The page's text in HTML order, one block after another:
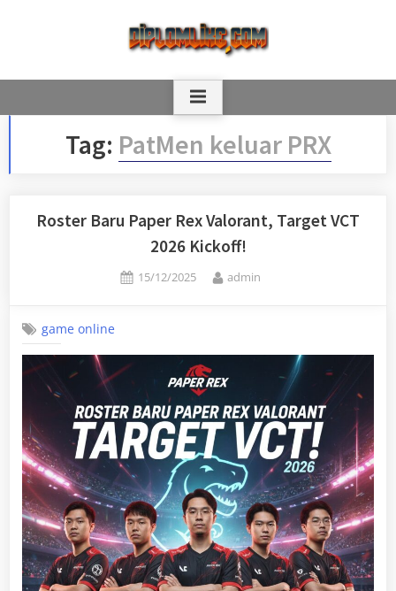
Tag: PatMen keluar PRX
Roster Baru Paper Rex Valorant, Target VCT
2026 Kickoff!
Posted
15/12/2025 By
admin
game online